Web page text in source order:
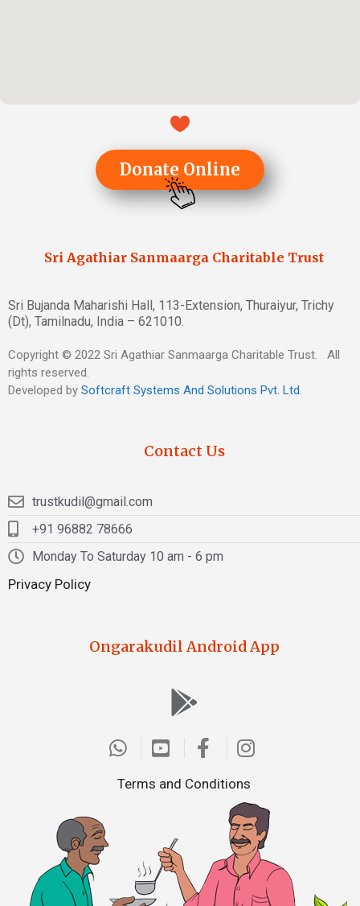
Donate Online
Sri Agathiar Sanmaarga Charitable Trust
Sri Bujanda Maharishi Hall, 113-Extension, Thuraiyur, Trichy
(Dt), Tamilnadu, India – 621010.
Copyright © 2022 Sri Agathiar Sanmaarga Charitable Trust. All
rights reserved.
Developed by Softcraft Systems And Solutions Pvt. Ltd.
Contact Us
trustkudil@gmail.com
+91 96882 78666
Monday To Saturday 10 am - 6 pm
Privacy Policy
Ongarakudil Android App
Terms and Conditions